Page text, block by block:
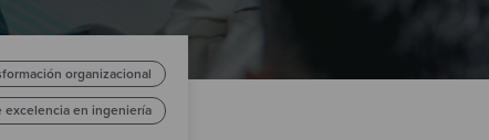
organizacional
excelencia en ingeniería